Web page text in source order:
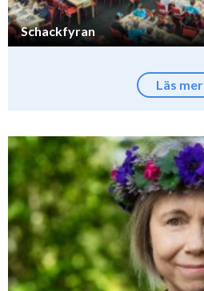
Schackfyran
Läs mer